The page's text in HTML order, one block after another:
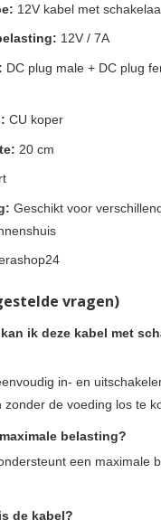
12V kabel met
12V / 7A
DC plug male + DC plug
CU koper
20 cm
Geschikt voor
vragen)
ik deze kabel met
in- en
zonder de voeding los te
belasting?
een maximale
de kabel?